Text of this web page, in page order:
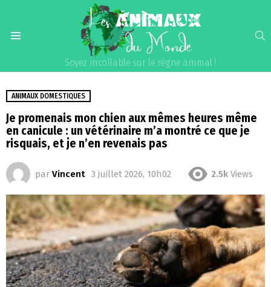
Soyez incollable sur le règne animal !
ANIMAUX DOMESTIQUES
Je promenais mon chien aux mêmes heures même
en canicule : un vétérinaire m’a montré ce que je
risquais, et je n’en revenais pas
par Vincent 3 juillet 2026, 10h02 2.5k Views